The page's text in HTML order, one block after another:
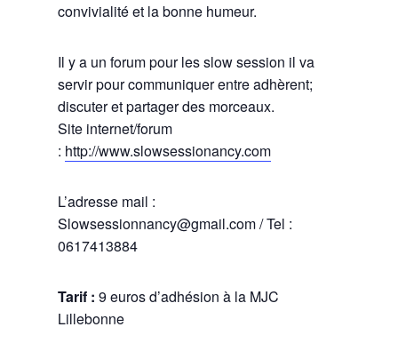
convivialité et la bonne humeur.
Il y a un forum pour les slow session il va
servir pour communiquer entre adhèrent;
discuter et partager des morceaux.
Site internet/forum
: http://www.slowsessionancy.com
L’adresse mail :
Slowsessionnancy@gmail.com / Tel :
0617413884
Tarif : 9 euros d’adhésion à la MJC
Lillebonne